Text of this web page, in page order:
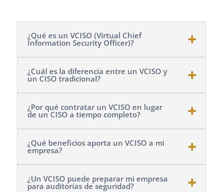
¿Qué es un VCISO (Virtual Chief
Information Security Officer)?
¿Cuál es la diferencia entre un VCISO y
un CISO tradicional?
¿Por qué contratar un VCISO en lugar
de un CISO a tiempo completo?
¿Qué beneficios aporta un VCISO a mi
empresa?
¿Un VCISO puede preparar mi empresa
para auditorías de seguridad?